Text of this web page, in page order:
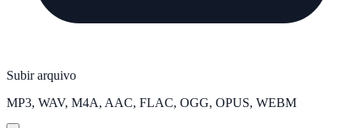
Subir arquivo
MP3, WAV, M4A, AAC, FLAC, OGG, OPUS, WEBM